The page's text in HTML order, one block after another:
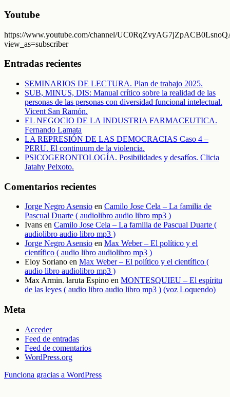
Youtube
https://www.youtube.com/channel/
view_as=subscriber
Entradas recientes
SEMINARIOS DE LECTURA. Plan de trabajo 2025.
SUB, MINUS, DIS: Manual crítico sobre la realidad de las
personas de las personas con diversidad funcional intelectual.
Vicent San Ramón.
EL NEGOCIO DE LA INDUSTRIA FARMACEUTICA.
Fernando Lamata
LA REPRESIÓN DE LAS DEMOCRACIAS Caso 4 –
PERU. El continuum de la violencia.
PSICOGERONTOLOGÍA. Posibilidades y desafíos. Clicia
Jatahy Peixoto.
Comentarios recientes
Jorge Negro Asensio en Camilo Jose Cela – La familia de
Pascual Duarte ( audiolibro audio libro mp3 )
Ivans en Camilo Jose Cela – La familia de Pascual Duarte (
audiolibro audio libro mp3 )
Jorge Negro Asensio en Max Weber – El político y el
científico ( audio libro audiolibro mp3 )
Eloy Soriano en Max Weber – El político y el científico (
audio libro audiolibro mp3 )
Max Armin. laruta Espino en MONTESQUIEU – El espíritu
de las leyes ( audio libro audio libro mp3 ) (voz Loquendo)
Meta
Acceder
Feed de entradas
Feed de comentarios
WordPress.org
Funciona gracias a WordPress